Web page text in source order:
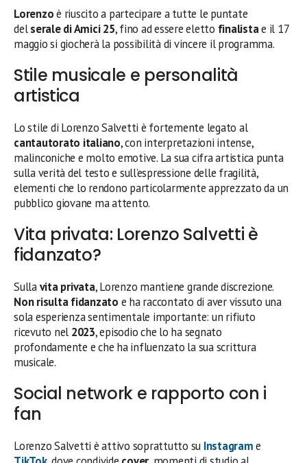
Lorenzoè riuscito a partecipare a tutte le puntate
delserale di Amici 25, fino ad essere eletto finalistae il 17
maggio si giocherà la possibilità di vincere il programma.
Stile musicale e personalità
artistica
Lo stile di Lorenzo Salvetti è fortemente legato al
cantautorato italiano, con interpretazioni intense,
malinconiche e molto emotive. La sua cifra artistica punta
sulla verità del testo e sull’espressione delle fragilità,
elementi che lo rendono particolarmente apprezzato da un
pubblico giovane ma attento.
Vita privata: Lorenzo Salvetti è
fidanzato?
Sullavita privata, Lorenzo mantiene grande discrezione.
Non risulta fidanzato e ha raccontato di aver vissuto una
sola esperienza sentimentale importante: un rifiuto
ricevuto nel 2023, episodio che lo ha segnato
profondamente e che ha influenzato la sua scrittura
musicale.
Social network e rapporto con i
fan
Lorenzo Salvetti è attivo soprattutto su Instagrame